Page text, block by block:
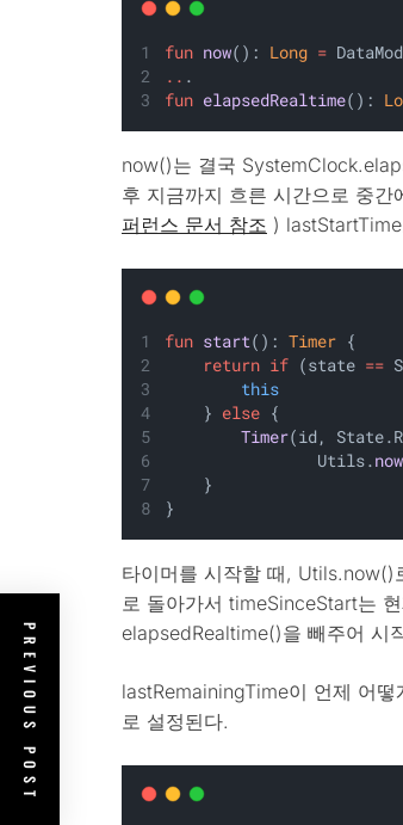
fun now(): Long =
.. .
fun elapsedRealtime():
now()는 결국
후 지금까지 흐른 시간으로 중
퍼런스 문서 참조 )
fun start(): Timer {
return if (state ==
this
    }
else {
Timer(id,
                Utils.
now
    }
}
타이머를 시작할 때,
로 돌아가서 timeSinceStart는
elapsedRealtime()을 빼주어 시
lastRemainingTime이 언제 어
로 설정된다.
PREVIOUS POST